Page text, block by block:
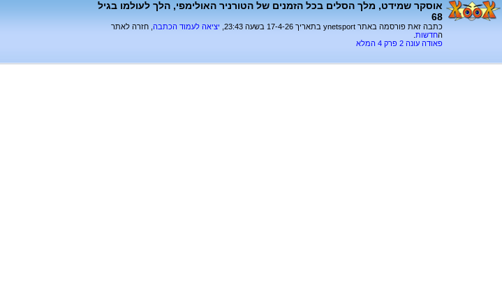
אוסקר שמידט, מלך הסלים בכל הזמנים של הטורניר האולימפי, הלך לעולמו בגיל
68
כתבה זאת פורסמה באתר ynetsport בתאריך 17-4-26 בשעה 23:43, יציאה לעמוד הכתבה , חזרה לאתר
החדשות
פאודה עונה 2 פרק 4 המלא